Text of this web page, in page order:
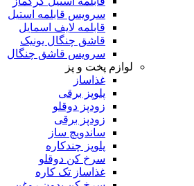
سرویس قابلمه استیل
قابلمه لایف اسمایل
قاشق چنگال یونیک
سرویس قاشق چنگال
لوازم پخت و پز
غذاساز
پلوپز برقی
زودپز دوقلو
زودپز برقی
ساندویچ ساز
پلوپز چندکاره
سرخ کن دوقلو
غذاساز تک کاره